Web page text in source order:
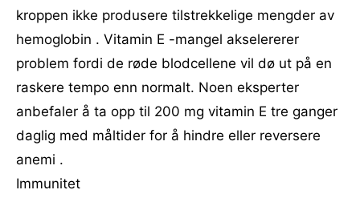
kroppen ikke produsere tilstrekkelige mengder av
hemoglobin . Vitamin E -mangel akselererer
problem fordi de røde blodcellene vil dø ut på en
raskere tempo enn normalt. Noen eksperter
anbefaler å ta opp til 200 mg vitamin E tre ganger
daglig med måltider for å hindre eller reversere
anemi .
Immunitet